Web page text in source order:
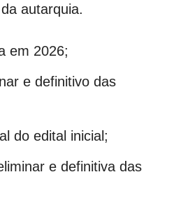
autarquia.
em 2026;
e definitivo das
do edital inicial;
e definitiva das